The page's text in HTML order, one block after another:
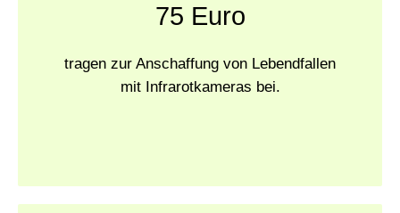
75 Euro
tragen zur Anschaffung von Lebendfallen
mit Infrarotkameras bei.